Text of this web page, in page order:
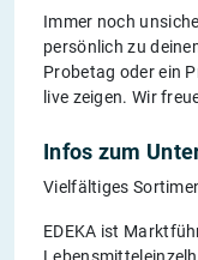
Immer noch
persönlich zu
Probetag oder ein
live zeigen. Wir
Infos zum
Vielfältiges
EDEKA ist